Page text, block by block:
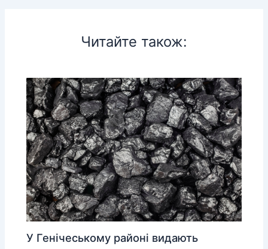
Читайте також:
У Генічеському районі видають